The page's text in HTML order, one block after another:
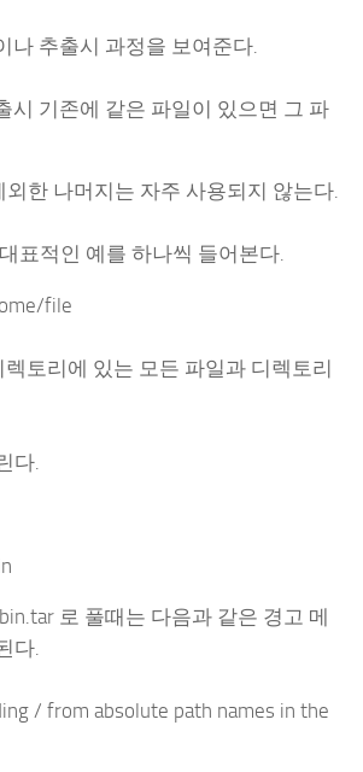
나 추출시 과정을 보여준다.
시 기존에 같은 파일이 있으면 그 파
외한 나머지는 자주 사용되지 않는다.
표적인 예를 하나씩 들어본다.
file
토리에 있는 모든 파일과 디렉토리
다.
로 풀때는 다음과 같은 경고 메
다.
/ from absolute path names in the